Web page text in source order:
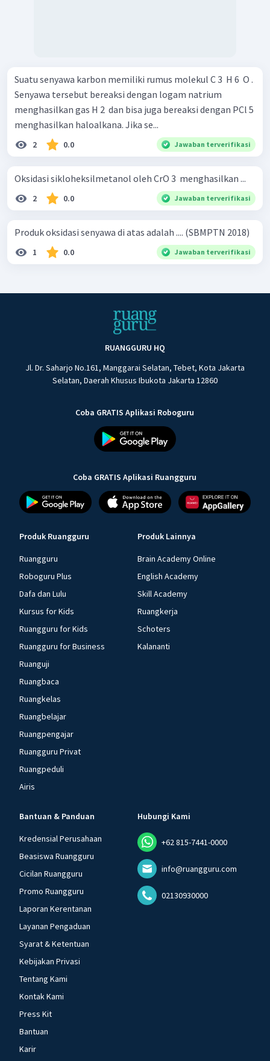
Suatu senyawa karbon memiliki rumus molekul C 3 ​ H 6 ​ O .
Senyawa tersebut bereaksi dengan logam natrium
menghasilkan gas H 2 ​ dan bisa juga bereaksi dengan PCl 5 ​
menghasilkan haloalkana. Jika se...
2 0.0 Jawaban terverifikasi
Oksidasi sikloheksilmetanol oleh CrO 3 ​ menghasilkan ...
2 0.0 Jawaban terverifikasi
Produk oksidasi senyawa di atas adalah .... (SBMPTN 2018)
1 0.0 Jawaban terverifikasi
RUANGGURU HQ
Jl. Dr. Saharjo No.161, Manggarai Selatan, Tebet, Kota Jakarta
Selatan, Daerah Khusus Ibukota Jakarta 12860
Coba GRATIS Aplikasi Roboguru
Coba GRATIS Aplikasi Ruangguru
Produk Ruangguru
Ruangguru
Roboguru Plus
Dafa dan Lulu
Kursus for Kids
Ruangguru for Kids
Ruangguru for Business
Ruanguji
Ruangbaca
Ruangkelas
Ruangbelajar
Ruangpengajar
Ruangguru Privat
Ruangpeduli
Airis
Produk Lainnya
Brain Academy Online
English Academy
Skill Academy
Ruangkerja
Schoters
Kalananti
Bantuan & Panduan
Kredensial Perusahaan
Beasiswa Ruangguru
Cicilan Ruangguru
Promo Ruangguru
Laporan Kerentanan
Layanan Pengaduan
Syarat & Ketentuan
Kebijakan Privasi
Tentang Kami
Kontak Kami
Press Kit
Bantuan
Karir
Hubungi Kami
+62 815-7441-0000
info@ruangguru.com
02130930000